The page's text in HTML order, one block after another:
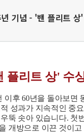
기념 - '밴 플리트 상
플리트 상' 수
이후 60년을 돌아보면
성과가 지속적인 중
뚝 솟아 있습니다. 첫
개방으로 이끈 것이고